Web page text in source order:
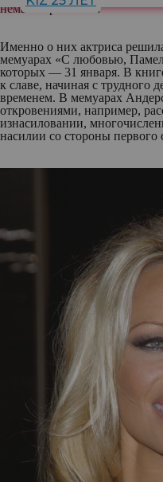
немало проблем…
Именно о них актриса
мемуарах «С любовью,
которых — 31 января. В
к славе, начиная с трудного
временем. В мемуарах
откровениями, например,
изнасиловании,
насилии со стороны